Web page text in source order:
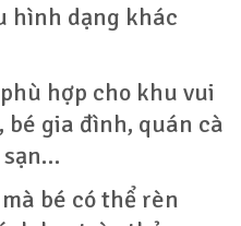
hình dạng khác
phù hợp cho khu vui
gia đình, quán cà
sạn…
bé có thể rèn